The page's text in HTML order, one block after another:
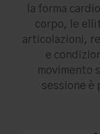
la forma
corpo, le
articolazioni,
e
movimento
sessione è